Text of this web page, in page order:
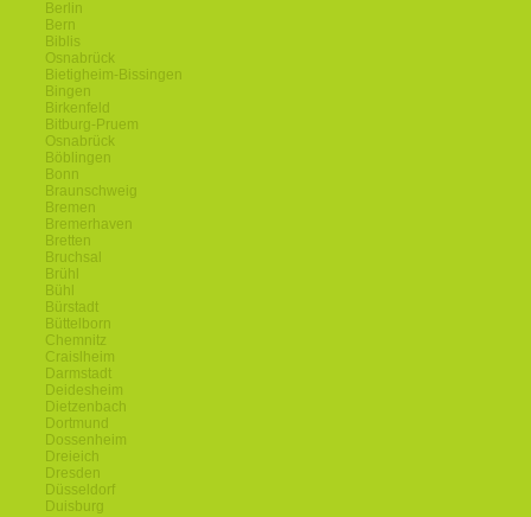
Berlin
Bern
Biblis
Osnabrück
Bietigheim-Bissingen
Bingen
Birkenfeld
Bitburg-Pruem
Osnabrück
Böblingen
Bonn
Braunschweig
Bremen
Bremerhaven
Bretten
Bruchsal
Brühl
Bühl
Bürstadt
Büttelborn
Chemnitz
Craislheim
Darmstadt
Deidesheim
Dietzenbach
Dortmund
Dossenheim
Dreieich
Dresden
Düsseldorf
Duisburg